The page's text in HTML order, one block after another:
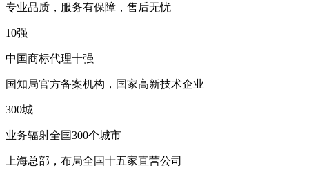
专业品质，服务有保障，售后无忧
10强
中国商标代理十强
国知局官方备案机构，国家高新技术企业
300城
业务辐射全国300个城市
上海总部，布局全国十五家直营公司